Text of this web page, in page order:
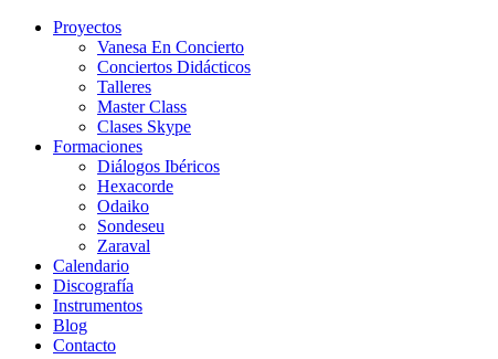
Proyectos
Vanesa En Concierto
Conciertos Didácticos
Talleres
Master Class
Clases Skype
Formaciones
Diálogos Ibéricos
Hexacorde
Odaiko
Sondeseu
Zaraval
Calendario
Discografía
Instrumentos
Blog
Contacto